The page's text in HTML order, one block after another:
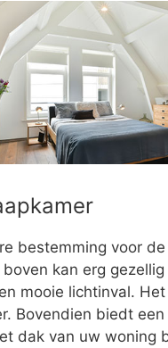
bestemming voor
kan erg
mooie lichtinval.
Bovendien biedt
dak van uw woning